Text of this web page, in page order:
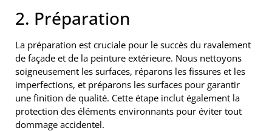
2. Préparation
La préparation est cruciale pour le succès du ravalement
de façade et de la peinture extérieure. Nous nettoyons
soigneusement les surfaces, réparons les fissures et les
imperfections, et préparons les surfaces pour garantir
une finition de qualité. Cette étape inclut également la
protection des éléments environnants pour éviter tout
dommage accidentel.